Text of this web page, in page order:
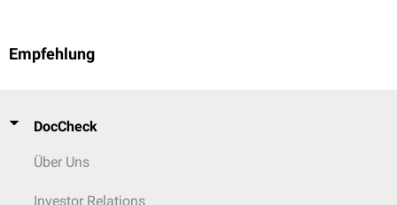
Empfehlung
DocCheck
Über Uns
Investor Relations